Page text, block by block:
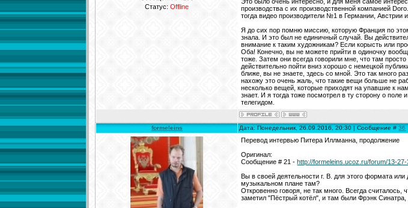
Статус:Offline
производства с их производственной компанией
тогда видео производители №1 в Германии, Австрии
Я до сих пор помню миссию, которую Франция по
знала. И это был не единичный случай. Вы
внимание к таким художникам? Если корысть или
Оба! Конечно, вы не можете прийти в одиночку
тоже. Затем они всегда говорили мне, что там
действительно пойти вниз хорошо с немецкой
ближе, вы не знаете, здесь со мной. Это так много
нахожу это очень жаль, что такие вещи больше не
несколько вещей, которые приходят на упавшие к
знает. И я тогда тоже посмотрел в ту сторону о поле
телегидом.
formeleins Дата: Понедельник, 26.09.2016, 20:30 | Сообщение #36
Перевод интервью Питера Иллманна, продолжение
Оригинал:
Сообщение # 21 -http://formeleins.ucoz.ru/forum/13-
Вы в своей деятельности г. B. для этого формата
музыкальном плане там?
Откровенно говоря, не так много. Всегда
заметил "Пёстрый котёл", и там были Фрэнк Синатра,